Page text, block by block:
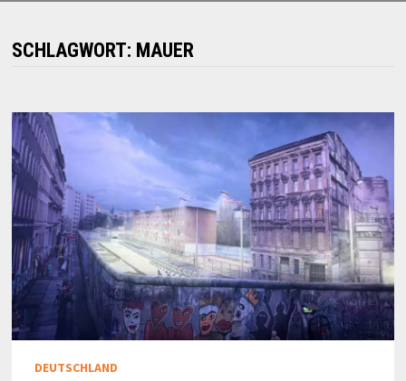
SCHLAGWORT: MAUER
DEUTSCHLAND